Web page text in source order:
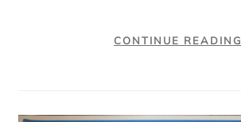
CONTINUE READING